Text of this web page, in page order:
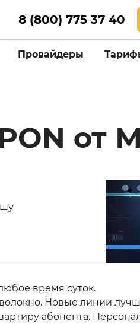
8 (800) 775 37 40
Провайдеры
от
время суток.
Новые линии
абонента.